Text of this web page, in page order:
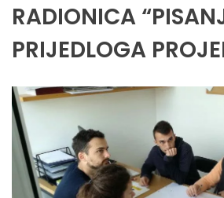
RADIONICA
PRIJEDLOGA